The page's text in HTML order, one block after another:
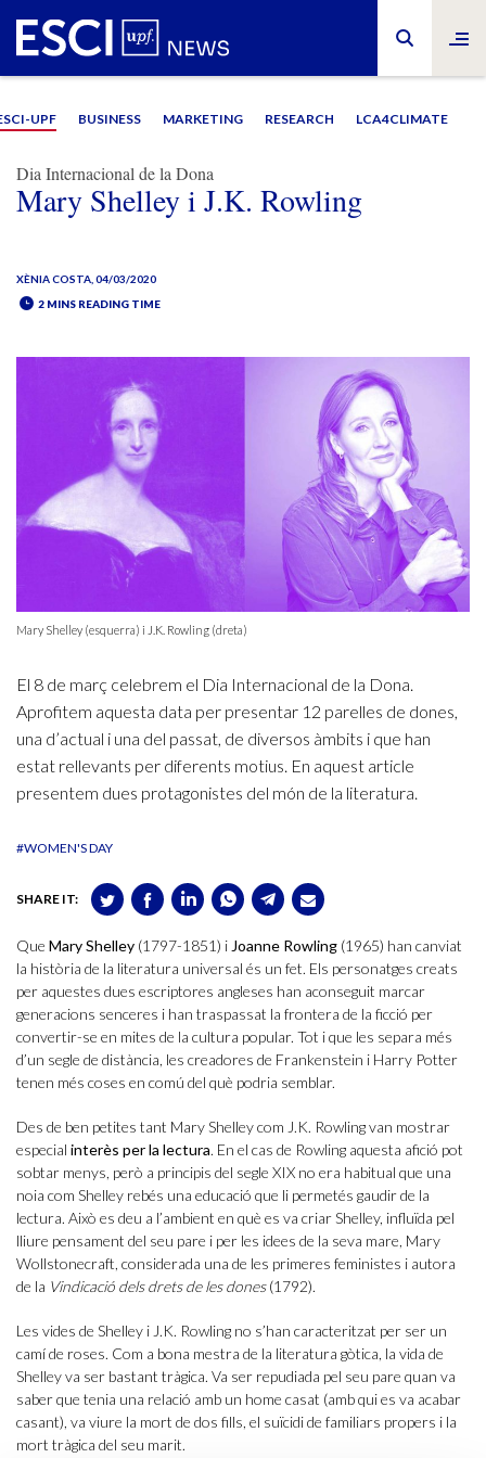
UPF BUSINESS MARKETING RESEARCH LCA4CLIMATE
Dia Internacional de la Dona
Mary Shelley i J.K. Rowling
XÈNIA COSTA , 04/03/2020
2 MINS READING TIME
Mary Shelley (esquerra) i J.K. Rowling (dreta)
El 8 de març celebrem el Dia Internacional de la Dona.
Aprofitem aquesta data per presentar 12 parelles de dones,
una d’actual i una del passat, de diversos àmbits i que han
estat rellevants per diferents motius. En aquest article
presentem dues protagonistes del món de la literatura.
#WOMEN'S DAY
SHARE IT:
Que Mary Shelley (1797-1851) i Joanne Rowling (1965) han canviat
la història de la literatura universal és un fet. Els personatges creats
per aquestes dues escriptores angleses han aconseguit marcar
generacions senceres i han traspassat la frontera de la ficció per
convertir-se en mites de la cultura popular. Tot i que les separa més
d’un segle de distància, les creadores de Frankenstein i Harry Potter
tenen més coses en comú del què podria semblar.
Des de ben petites tant Mary Shelley com J.K. Rowling van mostrar
especial interès per la lectura. En el cas de Rowling aquesta afició pot
sobtar menys, però a principis del segle XIX no era habitual que una
noia com Shelley rebés una educació que li permetés gaudir de la
lectura. Això es deu a l’ambient en què es va criar Shelley, influïda pel
lliure pensament del seu pare i per les idees de la seva mare, Mary
Wollstonecraft, considerada una de les primeres feministes i autora
de la Vindicació dels drets de les dones(1792).
Les vides de Shelley i J.K. Rowling no s’han caracteritzat per ser un
camí de roses. Com a bona mestra de la literatura gòtica, la vida de
Shelley va ser bastant tràgica. Va ser repudiada pel seu pare quan va
saber que tenia una relació amb un home casat (amb qui es va acabar
casant), va viure la mort de dos fills, el suïcidi de familiars propers i la
mort tràgica del seu marit.